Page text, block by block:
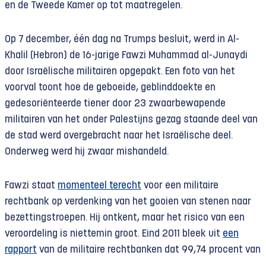
en de Tweede Kamer op tot maatregelen.
Op 7 december, één dag na Trumps besluit, werd in Al-
Khalil (Hebron) de 16-jarige Fawzi Muhammad al-Junaydi
door Israëlische militairen opgepakt. Een foto van het
voorval toont hoe de geboeide, geblinddoekte en
gedesoriënteerde tiener door 23 zwaarbewapende
militairen van het onder Palestijns gezag staande deel van
de stad werd overgebracht naar het Israëlische deel.
Onderweg werd hij zwaar mishandeld.
Fawzi staat momenteel terecht voor een militaire
rechtbank op verdenking van het gooien van stenen naar
bezettingstroepen. Hij ontkent, maar het risico van een
veroordeling is niettemin groot. Eind 2011 bleek uit een
rapport van de militaire rechtbanken dat 99,74 procent van